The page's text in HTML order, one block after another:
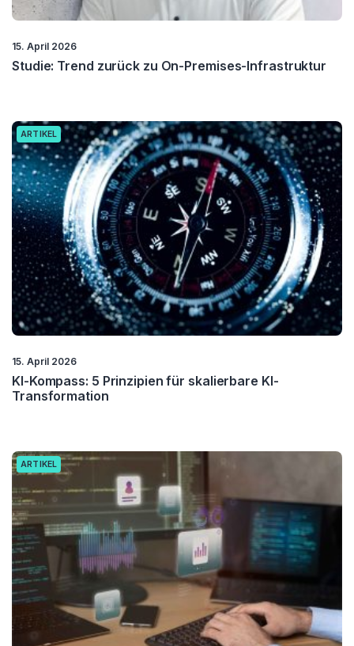
15. April 2026
Studie: Trend zurück zu On-Premises-Infrastruktur
ARTIKEL
15. April 2026
KI-Kompass: 5 Prinzipien für skalierbare KI-
Transformation
ARTIKEL